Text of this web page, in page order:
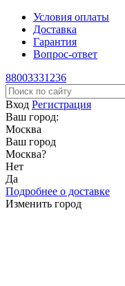
Условия оплаты
Доставка
Гарантия
Вопрос-ответ
88003331236
Вход Регистрация
Ваш город:
Москва
Ваш город
Москва?
Нет
Да
Подробнее о доставке
Изменить город